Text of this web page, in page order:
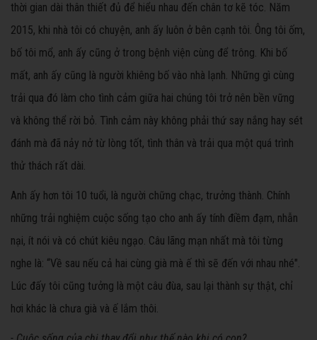
thời gian dài thân thiết đủ để hiểu nhau đến chân tơ kẽ tóc. Năm
2015, khi nhà tôi có chuyện, anh ấy luôn ở bên cạnh tôi. Ông tôi ốm,
bố tôi mổ, anh ấy cũng ở trong bệnh viện cùng để trông. Khi bố
mất, anh ấy cũng là người khiêng bố vào nhà lạnh. Những gì cùng
trải qua đó làm cho tình cảm giữa hai chúng tôi trở nên bền vững
và không thể rời bỏ. Tình cảm này không phải thứ say nắng hay sét
đánh mà đã nảy nở từ lòng tốt, tình thân và trải qua một quá trình
thử thách rất dài.
Anh ấy hơn tôi 10 tuổi, là người chững chạc, trưởng thành. Chính
những trải nghiệm cuộc sống tạo cho anh ấy tính điềm đạm, nhẫn
nại, ít nói và có chút kiêu ngạo. Câu lãng mạn nhất mà tôi từng
nghe là: “Về sau nếu cả hai cùng già mà ế thì sẽ đến với nhau nhé".
Lúc đấy tôi cũng tưởng là một câu đùa, sau lại thành sự thật, chỉ
hơi khác là chưa già và ế lắm thôi.